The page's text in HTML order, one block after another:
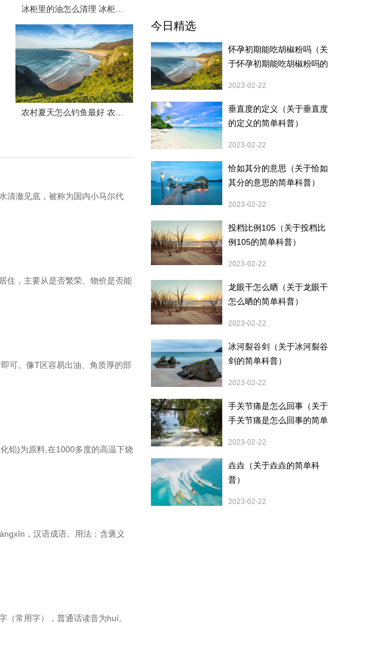
清澈见底，被称为国内小马尔代
住，主要从是否繁荣、物价是否能
可。像T区容易出油、角质厚的部
铅)为原料,在1000多度的高温下烧
，汉语成语。用法：含褒义
（常用字），普通话读音为huí。
今日精选
怀孕初期能吃胡椒粉吗（关
于怀孕初期能吃胡椒粉吗的
2023-02-22
垂直度的定义（关于垂直度
的定义的简单科普）
2023-02-22
恰如其分的意思（关于恰如
其分的意思的简单科普）
2023-02-22
投档比例105（关于投档比
例105的简单科普）
2023-02-22
龙眼干怎么晒（关于龙眼干
怎么晒的简单科普）
2023-02-22
冰河裂谷剑（关于冰河裂谷
剑的简单科普）
2023-02-22
手关节痛是怎么回事（关于
手关节痛是怎么回事的简单
2023-02-22
垚垚（关于垚垚的简单科
普）
2023-02-22